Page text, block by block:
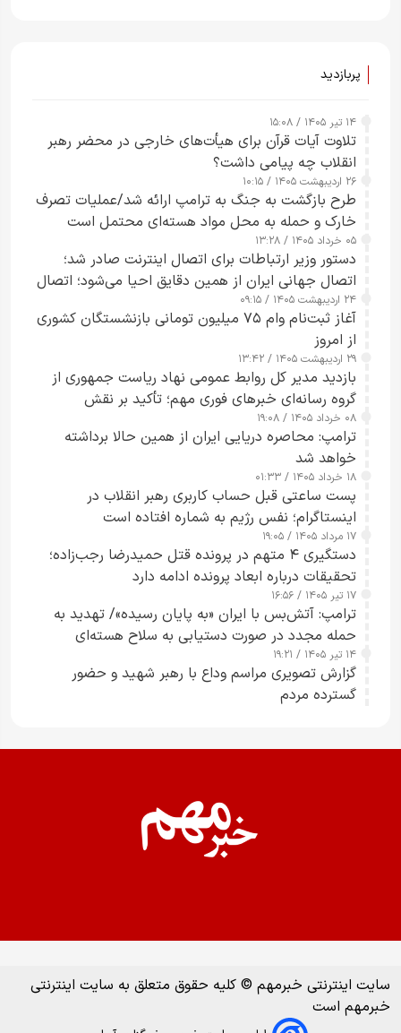
پربازدید
۱۴ تیر ۱۴۰۵ / ۱۵:۰۸
تلاوت آیات قرآن برای هیأت‌های خارجی در محضر رهبر
انقلاب چه پیامی داشت؟
۲۶ اردیبهشت ۱۴۰۵ / ۱۰:۱۵
طرح‌ بازگشت به جنگ به ترامپ ارائه شد/عملیات تصرف
خارک و حمله به محل مواد هسته‌ای محتمل است
۰۵ خرداد ۱۴۰۵ / ۱۳:۲۸
دستور وزیر ارتباطات برای اتصال اینترنت صادر شد؛
اتصال جهانی ایران از همین دقایق احیا می‌شود؛ اتصال
کامل مردم تا ۲۴ ساعت آینده
۲۴ اردیبهشت ۱۴۰۵ / ۰۹:۱۵
آغاز ثبت‌نام وام ۷۵ میلیون تومانی بازنشستگان کشوری
از امروز
۲۹ اردیبهشت ۱۴۰۵ / ۱۳:۴۲
بازدید مدیر کل روابط عمومی نهاد ریاست جمهوری از
گروه رسانه‌ای خبرهای فوری مهم؛ تأکید بر نقش
رسانه‌های هوشمند و مسئول در ارتقای آگاهی عمومی
۰۸ خرداد ۱۴۰۵ / ۱۹:۰۸
ترامپ: محاصره دریایی ایران از همین حالا برداشته
خواهد شد
۱۸ خرداد ۱۴۰۵ / ۰۱:۳۳
پست ساعتی قبل حساب کاربری رهبر انقلاب در
اینستاگرام؛ نفس رژیم به شماره افتاده است​
۱۷ مرداد ۱۴۰۵ / ۱۹:۰۵
دستگیری ۴ متهم در پرونده قتل حمیدرضا رجب‌زاده؛
تحقیقات درباره ابعاد پرونده ادامه دارد
۱۷ تیر ۱۴۰۵ / ۱۶:۵۶
ترامپ: آتش‌بس با ایران «به پایان رسیده»/ تهدید به
حمله مجدد در صورت دستیابی به سلاح هسته‌ای
۱۴ تیر ۱۴۰۵ / ۱۹:۲۱
گزارش تصویری مراسم وداع با رهبر شهید و حضور
گسترده مردم
سایت اینترنتی خبرمهم © کلیه حقوق متعلق به سایت اینترنتی
خبرمهم است